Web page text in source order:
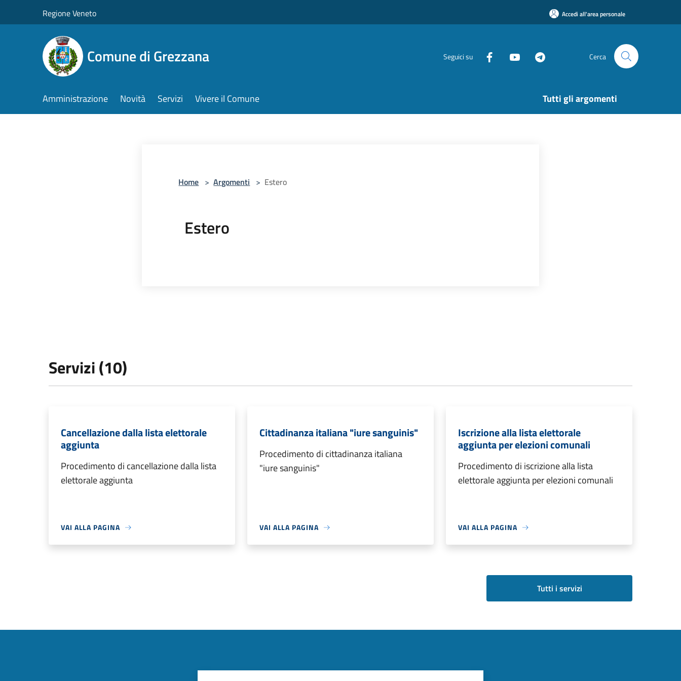
Regione Veneto Accedi all'area personale
Comune di Grezzana Seguici su Cerca
Amministrazione Novità Servizi Vivere il Comune Tutti gli argomenti
Home > Argomenti > Estero
Estero
Servizi (10)
Cancellazione dalla lista elettorale
aggiunta
Procedimento di cancellazione dalla lista
elettorale aggiunta
VAI ALLA PAGINA
Cittadinanza italiana "iure sanguinis"
Procedimento di cittadinanza italiana
"iure sanguinis"
VAI ALLA PAGINA
Iscrizione alla lista elettorale
aggiunta per elezioni comunali
Procedimento di iscrizione alla lista
elettorale aggiunta per elezioni comunali
VAI ALLA PAGINA
Tutti i servizi